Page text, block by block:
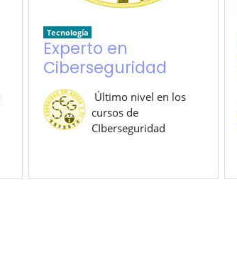
Tecnología
Experto en
Ciberseguridad
Último nivel en los
cursos de
CIberseguridad